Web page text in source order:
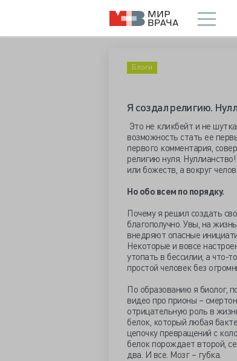
Блоги
Я создал религию.
Это не кликбейт и не
возможность стать ее
первого комментария,
религию нуля.
или божеств, а вокруг
Но обо всем по порядку.
Почему я решил создать
благополучно. Увы, на
внедряют опасные
Некоторые и вовсе
утопать в бессилии, а что-
простой человек без
По образованию я биолог,
видео про прионы –
отрицательную роль в
белок, который любая
цепочку превращений с
белок порождает второй,
два. И все. Мозг – губка.